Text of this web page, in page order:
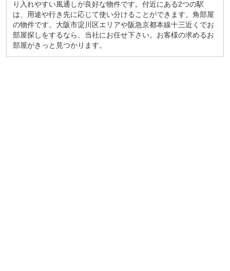
り入れやすい風通しが良好な物件です。付近にある2つの駅
は、用途や行き先に応じて使い分けることができます。角部屋
の物件です。大阪市淀川区エリアや阪急京都本線十三近くでお
部屋探しをするなら、当社にお任せ下さい。お客様の求めるお
部屋がきっと見つかります。